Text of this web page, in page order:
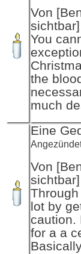
Von
sichtbar]
You
the
much
Eine
Von
sichtbar]
lot by
caution.
for a a